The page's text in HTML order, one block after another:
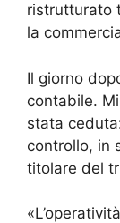
ristrutturato
la
Il giorno
contabile.
stata
controllo, in
titolare del